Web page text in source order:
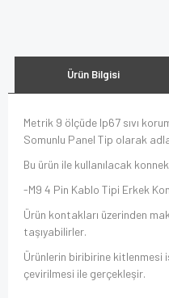
Ürün Bilgisi
Metrik 9 ölçüde Ip67 sıvı
Somunlu Panel Tip olarak
Bu ürün ile kullanılacak
-M9 4 Pin Kablo Tipi Erkek
Ürün kontakları üzerinden
taşıyabilirler.
Ürünlerin biribirine kitlenmesi
çevirilmesi ile gerçekleşir.